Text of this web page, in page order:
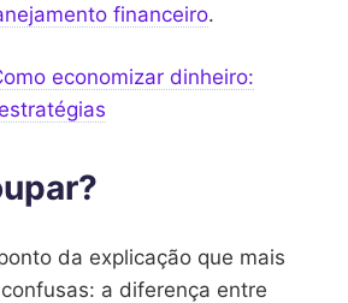
financeiro.
economizar dinheiro:
da explicação que mais
a diferença entre